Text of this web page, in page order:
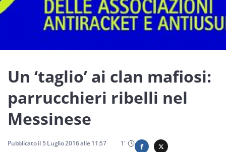
Cultura
Lavoro
Società
Economia
Sport
Sicilia
Un ‘taglio’ ai clan mafiosi:
parrucchieri ribelli nel
Messinese
Pubblicato il5 Luglio 2016alle11:57 1'